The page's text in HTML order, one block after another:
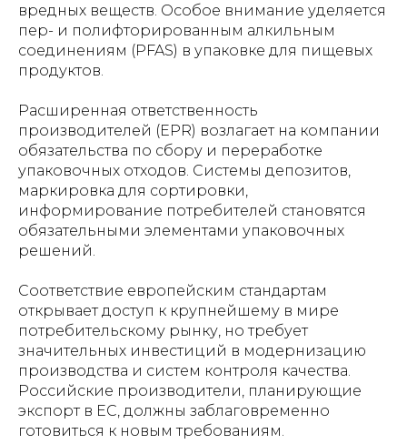
вредных веществ. Особое внимание уделяется
пер- и полифторированным алкильным
соединениям (PFAS) в упаковке для пищевых
продуктов.
Расширенная ответственность
производителей (EPR) возлагает на компании
обязательства по сбору и переработке
упаковочных отходов. Системы депозитов,
маркировка для сортировки,
информирование потребителей становятся
обязательными элементами упаковочных
решений.
Соответствие европейским стандартам
открывает доступ к крупнейшему в мире
потребительскому рынку, но требует
значительных инвестиций в модернизацию
производства и систем контроля качества.
Российские производители, планирующие
экспорт в ЕС, должны заблаговременно
готовиться к новым требованиям.